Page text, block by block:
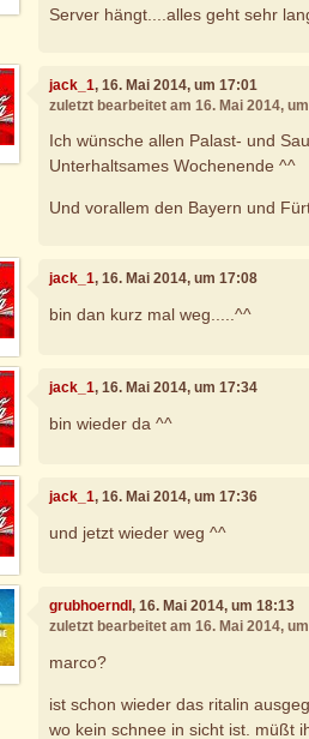
Server hängt....alles geht sehr
jack_1, 16. Mai 2014, um 17:01
zuletzt bearbeitet am 16. Mai 2014,
Ich wünsche allen Palast- und
Unterhaltsames Wochenende ^^
Und vorallem den Bayern und
jack_1, 16. Mai 2014, um 17:08
bin dan kurz mal weg.....^^
jack_1, 16. Mai 2014, um 17:34
bin wieder da ^^
jack_1, 16. Mai 2014, um 17:36
und jetzt wieder weg ^^
grubhoerndl, 16. Mai 2014, um 18:13
zuletzt bearbeitet am 16. Mai 2014,
marco?
ist schon wieder das ritalin
wo kein schnee in sicht ist. müßt